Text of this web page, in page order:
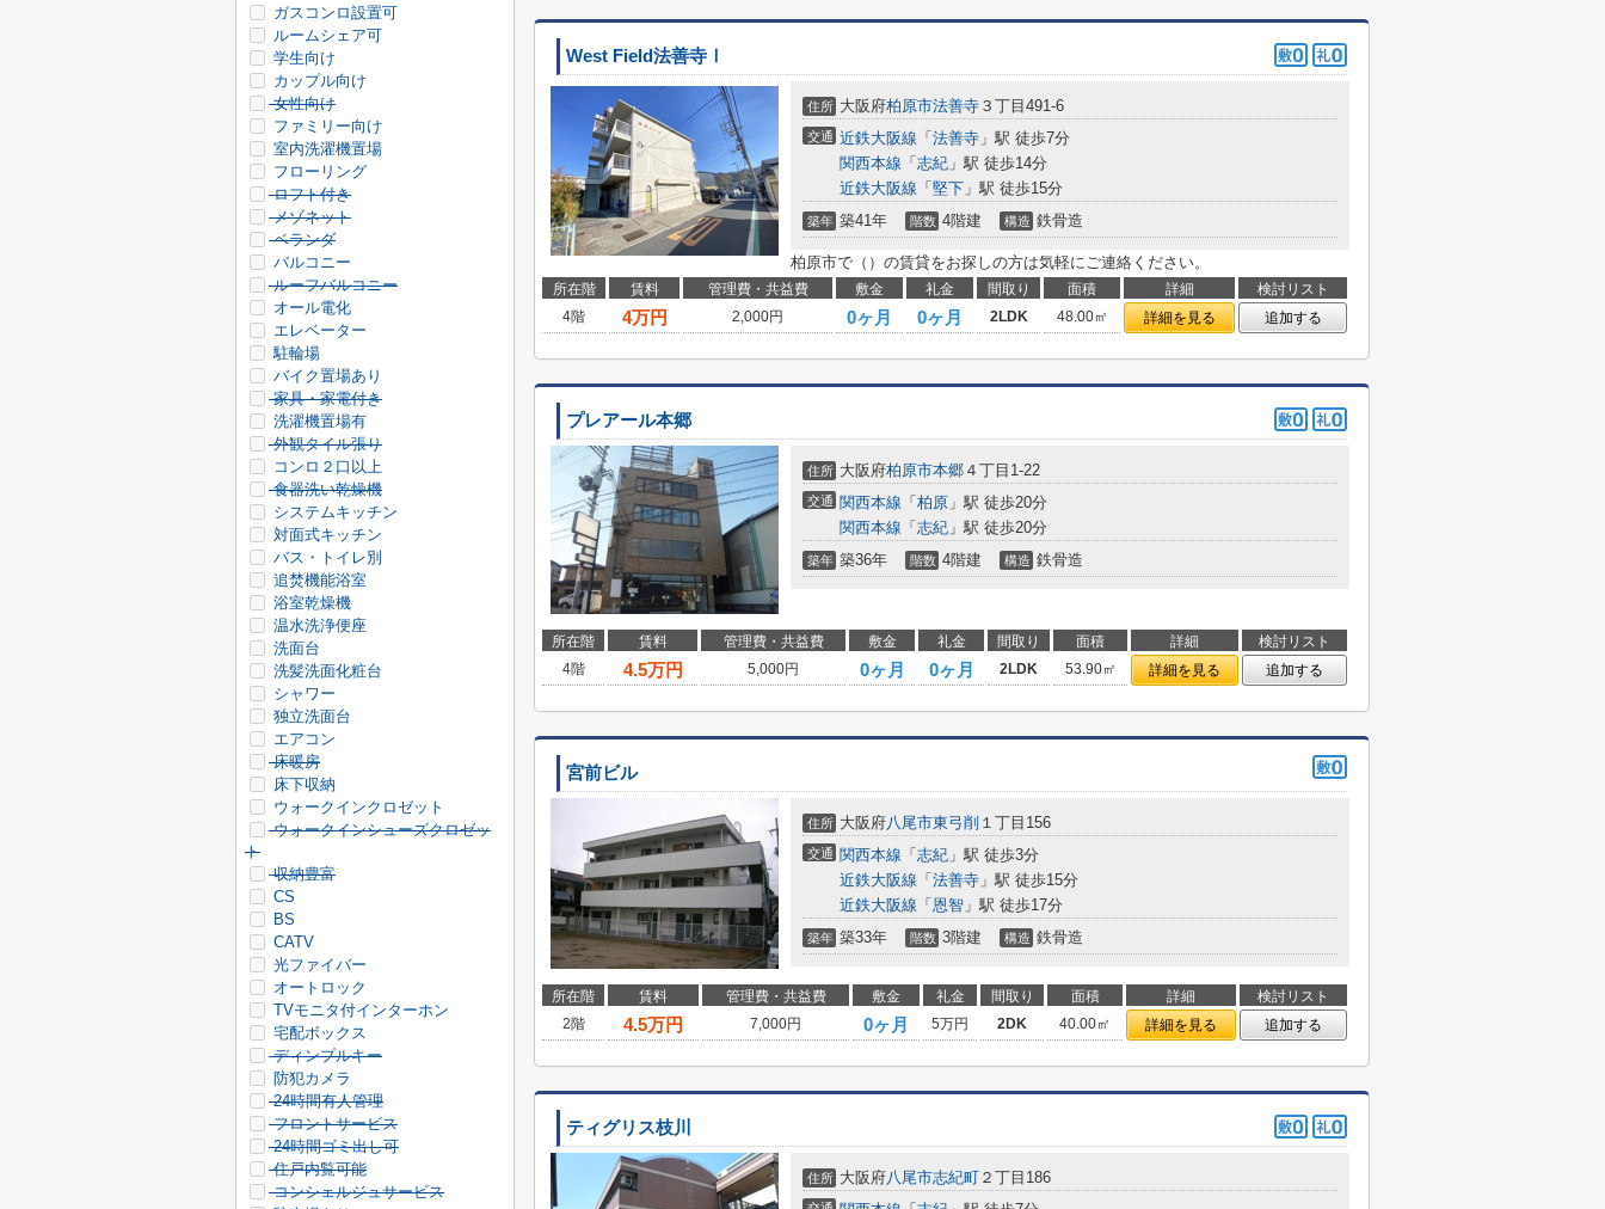
West Field法善寺Ⅰ
住所 大阪府柏原市法善寺 ３丁目491-6
交通 近鉄大阪線 「 法善寺 」駅 徒歩7分
関西本線 「 志紀 」駅 徒歩14分
近鉄大阪線 「 堅下 」駅 徒歩15分
築年 築41年 階数 4階建 構造 鉄骨造
柏原市で（）の賃貸をお探しの方は気軽にご連絡ください。
所在階 賃料 管理費・共益費 敷金 礼金 間取り 面積 詳細
検討リスト
4階
4万円 2,000円 0ヶ月 0ヶ月 2LDK 48.00㎡ 詳細を見る 追加する
プレアール本郷
住所 大阪府柏原市本郷 ４丁目1-22
交通 関西本線 「 柏原 」駅 徒歩20分
関西本線 「 志紀 」駅 徒歩20分
築年 築36年 階数 4階建 構造 鉄骨造
所在階 賃料 管理費・共益費 敷金 礼金 間取り 面積 詳細
検討リスト
4階
4.5万円 5,000円 0ヶ月 0ヶ月 2LDK 53.90㎡ 詳細を見る 追加する
宮前ビル
住所 大阪府八尾市東弓削 １丁目156
交通 関西本線 「 志紀 」駅 徒歩3分
近鉄大阪線 「 法善寺 」駅 徒歩15分
近鉄大阪線 「 恩智 」駅 徒歩17分
築年 築33年 階数 3階建 構造 鉄骨造
所在階 賃料 管理費・共益費 敷金 礼金 間取り 面積 詳細
検討リスト
2階
4.5万円 7,000円 0ヶ月 5万円 2DK 40.00㎡ 詳細を見る 追加する
ティグリス枝川
住所 大阪府八尾市志紀町 ２丁目186
ガスコンロ設置可
ルームシェア可
学生向け
カップル向け
女性向け
ファミリー向け
室内洗濯機置場
フローリング
ロフト付き
メゾネット
ベランダ
バルコニー
ルーフバルコニー
オール電化
エレベーター
駐輪場
バイク置場あり
家具・家電付き
洗濯機置場有
外観タイル張り
コンロ２口以上
食器洗い乾燥機
システムキッチン
対面式キッチン
バス・トイレ別
追焚機能浴室
浴室乾燥機
温水洗浄便座
洗面台
洗髪洗面化粧台
シャワー
独立洗面台
エアコン
床暖房
床下収納
ウォークインクロゼット
ウォークインシューズクロゼッ
ト
収納豊富
CS
BS
CATV
光ファイバー
オートロック
TVモニタ付インターホン
宅配ボックス
ディンプルキー
防犯カメラ
24時間有人管理
フロントサービス
24時間ゴミ出し可
住戸内覧可能
コンシェルジュサービス